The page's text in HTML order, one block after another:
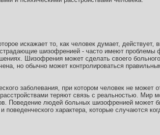
искажает то, как человек думает, действует,
шизофренией - часто имеют проблемы
Шизофрения может сделать своего
но обычно может контролироваться
заболевания, при котором человек не может
теряют связь с реальностью. Мир
Поведение людей больных шизофренией может
характера, которые случаются